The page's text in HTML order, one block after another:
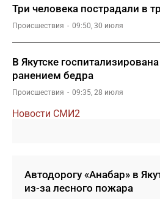
Три человека пострадали в
Происшествия 09:50, 30 июля
В Якутске
ранением бедра
Происшествия 09:35, 28 июля
Новости СМИ2
Автодорогу «Анабар» в
из-за лесного пожара